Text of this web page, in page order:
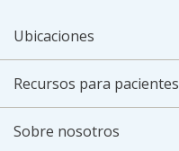
Ubicaciones
Recursos para pacientes
Sobre nosotros